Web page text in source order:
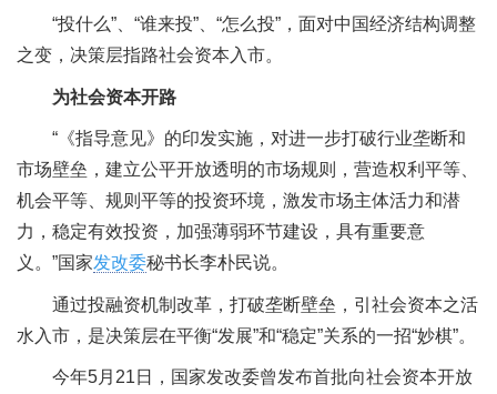
“投什么”、“谁来投”、“怎么投”，面对中国经济结构调整
之变，决策层指路社会资本入市。
为社会资本开路
“《指导意见》的印发实施，对进一步打破行业垄断和
市场壁垒，建立公平开放透明的市场规则，营造权利平等、
机会平等、规则平等的投资环境，激发市场主体活力和潜
力，稳定有效投资，加强薄弱环节建设，具有重要意
义。”国家发改委秘书长李朴民说。
通过投融资机制改革，打破垄断壁垒，引社会资本之活
水入市，是决策层在平衡“发展”和“稳定”关系的一招“妙棋”。
今年5月21日，国家发改委曾发布首批向社会资本开放